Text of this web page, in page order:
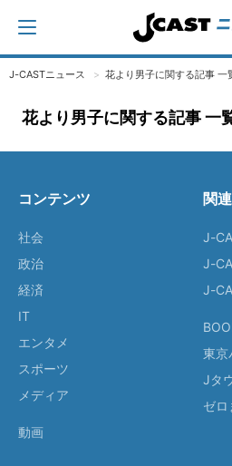
J-CASTニュース 花より男子に関する記事 一
花より男子に関する記事 一
コンテンツ
社会
政治
経済
IT
エンタメ
スポーツ
メディア
動画
関
J-
J-
J-
東京
Jタ
ゼロ